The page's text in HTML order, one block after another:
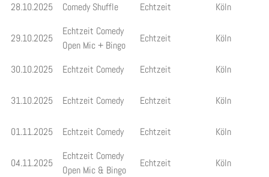
28.10.2025 Comedy Shuffle Echtzeit Köln
29.10.2025
Echtzeit Comedy
Open Mic + Bingo
Echtzeit Köln
30.10.2025 Echtzeit Comedy Echtzeit Köln
31.10.2025 Echtzeit Comedy Echtzeit Köln
01.11.2025 Echtzeit Comedy Echtzeit Köln
04.11.2025
Echtzeit Comedy
Open Mic & Bingo
Echtzeit Köln